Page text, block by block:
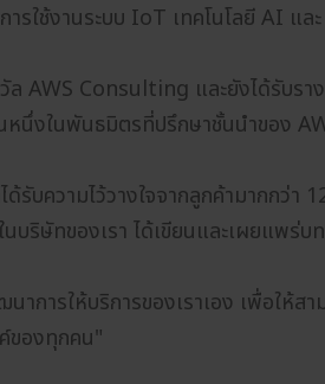
รใช้งานระบบ IoT เทคโนโลยี AI แ
วัล AWS Consulting และยังได้รั
หนึ่งในพันธมิตรที่ปรึกษาชั้นนำของ
ด้รับความไว้วางใจจากลูกค้ามากก
บริษัทของเรา ได้เขียนและเผยแพ
าการให้บริการของเราเอง เพื่อใ
ของทุกคน"